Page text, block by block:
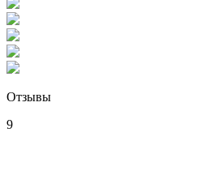
Отзывы
9